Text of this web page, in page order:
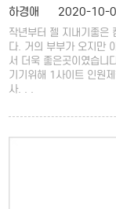
하경애 2020-10-
작년부터 젤 지내기좋은
다. 거의 부부가 오지만
서 더욱 좋은곳이였습니
기기위해 1사이트 인원
사. . .